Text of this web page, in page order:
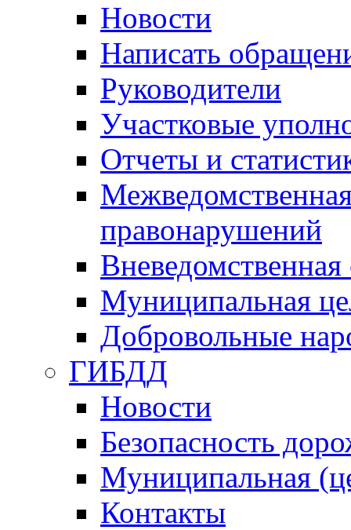
Новости
Написать
Руководители
Участковые
Отчеты и
правонарушений
Вневедомственная
Муниципальная
Добровольные
ГИБДД
Новости
Безопасность
Муниципальная
Контакты